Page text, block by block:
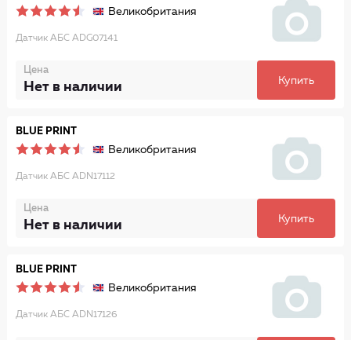
Великобритания
Датчик АБС ADG07141
Цена
Нет в наличии Купить
BLUE PRINT
Великобритания
Датчик АБС ADN17112
Цена
Нет в наличии Купить
BLUE PRINT
Великобритания
Датчик АБС ADN17126